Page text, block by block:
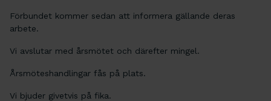
Förbundet kommer sedan att informera gällande deras
arbete.
Vi avslutar med årsmötet och därefter mingel.
Årsmöteshandlingar fås på plats.
Vi bjuder givetvis på fika.